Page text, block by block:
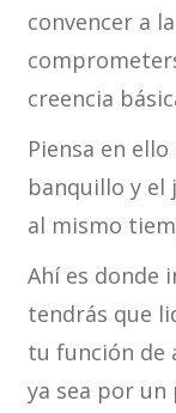
convencer a
creencia
Piensa en
banquillo y el
al mismo
Ahí es donde
tendrás que
tu función de
ya sea por